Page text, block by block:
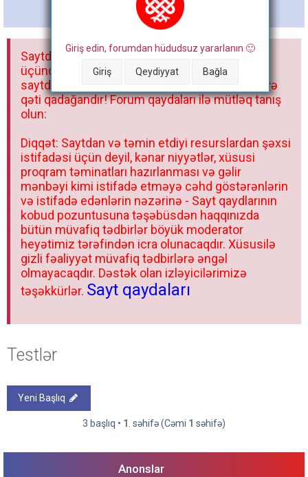
a
Bitdi
Giriş edin, forumdan hüdudsuz yararlanın 🙂
Giriş Qeydiyyat Bağla
Saytdakı materiallar yalnız fərdi istifadəniz
üçündür. Materialları istisnasız heç bir qrupda,
saytda və sosial şəbəkədə paylaşmaq olmaz və
qəti qadağandır! Forum qaydaları ilə mütləq tanış
olun:
Diqqət: Saytdan və təmin etdiyi resurslardan şəxsi
istifadəsi üçün deyil, kənar niyyətlər, xüsusi
proqram təminatları hazırlanması və gəlir
mənbəyi kimi istifadə etməyə cəhd göstərənlərin
və istifadə edənlərin nəzərinə - Sayt qaydlarının
kobud pozuntusuna təşəbüsdən haqqınızda
bütün müvafiq tədbirlər böyük moderator
heyətimiz tərəfindən icra olunacaqdır. Xüsusilə
gizli fəaliyyət müvafiq tədbirlərə əngəl
olmayacaqdır. Dəstək olan izləyicilərimizə
təşəkkürlər. Sayt qaydaları
Testlər
Yeni Başlıq
3 başlıq • 1 . səhifə (Cəmi 1 səhifə)
Anonslar